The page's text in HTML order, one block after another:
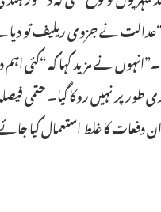
“عدالت نے جزوی ریلیف تو
نے مزید کہا کہ “کئی اہم
پر نہیں روکا گیا۔ حتمی
دفعات کا غلط استعمال کیا